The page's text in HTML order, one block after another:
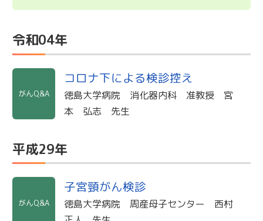
令和04年
がんQ&A
コロナ下による検診控え
徳島大学病院 消化器内科 准教授 宮
本 弘志 先生
平成29年
がんQ&A
子宮頸がん検診
徳島大学病院 周産母子センター 西村